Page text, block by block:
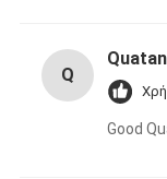
Q
Quatan
Good